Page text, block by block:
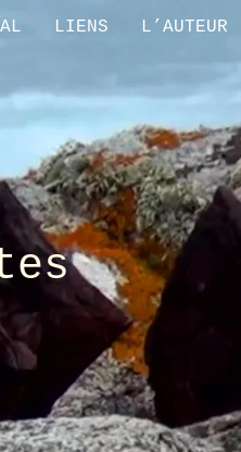
LIENS L’AUTEUR